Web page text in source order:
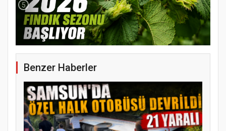
5
Benzer Haberler